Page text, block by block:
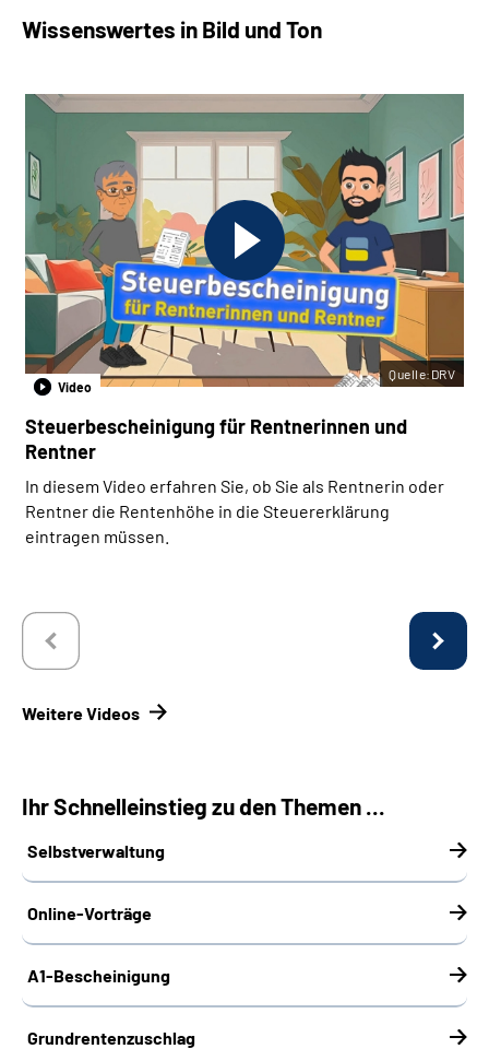
Wissenswertes in Bild und Ton
Video
Steuerbescheinigung für Rentnerinnen und
Rentner
In diesem Video erfahren Sie, ob Sie als Rentnerin oder
Rentner die Rentenhöhe in die Steuererklärung
eintragen müssen.
Quelle:DRV
Weitere Videos
Ihr Schnelleinstieg zu den Themen ...
Selbstverwaltung
Online-Vorträge
A1-Bescheinigung
Grundrentenzuschlag